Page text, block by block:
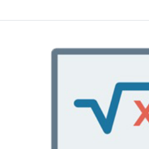
Ingresa a la